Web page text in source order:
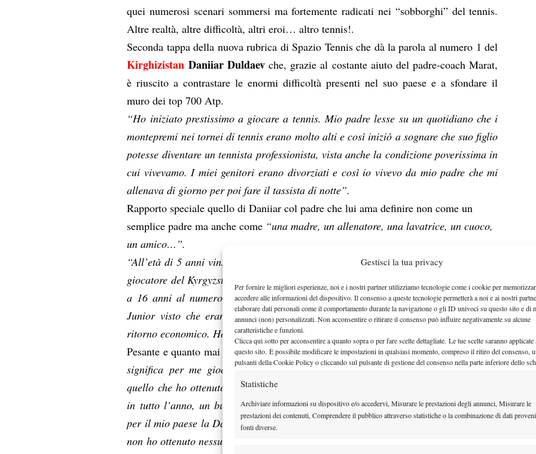
Gestisci la tua privacy
Per fornire le migliori esperienze, noi e i nostri partner utilizziamo tecnologie come i cookie per
accedere alle informazioni del dispositivo. Il consenso a queste tecnologie permetterà a noi e ai nostri
elaborare dati personali come il comportamento durante la navigazione o gli ID univoci su questo sito e di
annunci (non) personalizzati. Non acconsentire o ritirare il consenso può influire negativamente su alcune
caratteristiche e funzioni.
Clicca qui sotto per acconsentire a quanto sopra o per fare scelte dettagliate. Le tue scelte saranno applicate
questo sito. È possibile modificare le impostazioni in qualsiasi momento, compreso il ritiro del consenso,
pulsanti della Cookie Policy o cliccando sul pulsante di gestione del consenso nella parte inferiore dello
Statistiche
Archiviare informazioni su dispositivo e/o accedervi, Misurare le prestazioni degli annunci, Misurare le
prestazioni dei contenuti, Comprendere il pubblico attraverso statistiche o la combinazione di dati
fonti diverse.
quei numerosi scenari sommersi ma fortemente radicati nei “sobborghi” del tennis.
Altre realtà, altre difficoltà, altri eroi… altro tennis!.
Seconda tappa della nuova rubrica di Spazio Tennis che dà la parola al numero 1 del
Kirghizistan Daniiar Duldaevche, grazie al costante aiuto del padre-coach Marat,
è riuscito a contrastare le enormi difficoltà presenti nel suo paese e a sfondare il
muro dei top 700 Atp.
“Ho iniziato prestissimo a giocare a tennis. Mio padre lesse su un quotidiano che i
montepremi nei tornei di tennis erano molto alti e così iniziò a sognare che suo figlio
potesse diventare un tennista professionista, vista anche la condizione poverissima in
cui vivevamo. I miei genitori erano divorziati e così io vivevo da mio padre che mi
allenava di giorno per poi fare il tassista di notte”.
Rapporto speciale quello di Daniiar col padre che lui ama definire non come un
semplice padre ma anche come “una madre, un allenatore, una lavatrice, un cuoco,
un amico…”.
“All’età di 5 anni vinsi il mio primo torneo Under 7, mentre a 14 diventai il miglior
giocatore del Kyrgyzstan e il numero 1 del Team della Coppa Davis per poi arrivare
a 16 anni al numero 162 nel ranking Under 18. Tuttavia non disputai più tornei
Junior visto che erano troppo costosi da disputare solo per il ranking senza un
ritorno economico. Ho ottenuto invece il primo primo punto Atp all’età di 18 anni”.
Pesante e quanto mai chiara invece la sua posizione riguardo la Coppa Davis:“Cosa
significa per me giocare la Coppa Davis? Non significa proprio niente!!! Tutto
quello che ho ottenuto dalla Federazione mi è bastato solo per disputare 4-5 tornei
in tutto l’anno, un budget troppo basso per un tennista professionista. Ho giocato
per il mio paese la Davis circa due anni fa ma, nonostante avessi vinto 8 match su 8
non ho ottenuto nessun premio in denaro, nessuno è venuto a congratularsi con me e